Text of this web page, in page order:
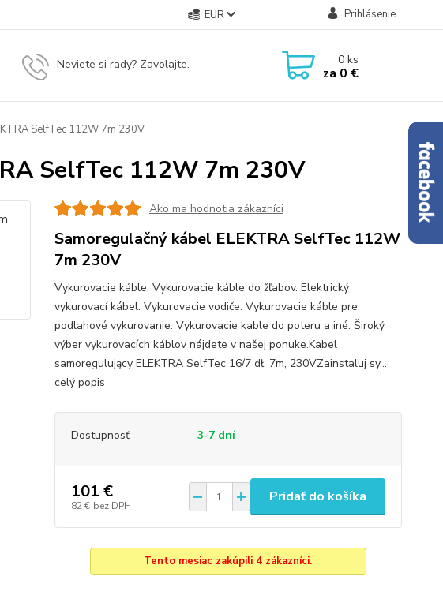
EUR Prihlásenie
Neviete si rady? Zavolajte. 0ks
za 0 €
SelfTec 112W 7m 230V
SelfTec 112W 7m 230V
Ako ma hodnotia zákazníci
Samoregulačný kábel ELEKTRA SelfTec 112W
7m 230V
Vykurovacie káble. Vykurovacie káble do žľabov. Elektrický
vykurovací kábel. Vykurovacie vodiče. Vykurovacie káble pre
podlahové vykurovanie. Vykurovacie kable do poteru a iné. Široký
výber vykurovacích káblov nájdete v našej ponuke.Kabel
samoregulujący ELEKTRA SelfTec 16/7 dł. 7m, 230VZainstaluj sy...
celý popis
Dostupnosť 3-7 dní
101 €
82 € bez DPH
Pridať do košíka
Tento mesiac zakúpili 4 zákazníci.